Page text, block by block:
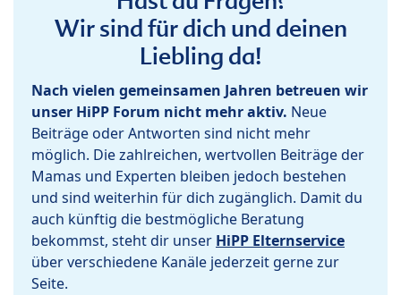
Wir sind für dich und deinen
Liebling da!
Nach vielen gemeinsamen Jahren betreuen wir
unser HiPP Forum nicht mehr aktiv. Neue
Beiträge oder Antworten sind nicht mehr
möglich. Die zahlreichen, wertvollen Beiträge der
Mamas und Experten bleiben jedoch bestehen
und sind weiterhin für dich zugänglich. Damit du
auch künftig die bestmögliche Beratung
bekommst, steht dir unser HiPP Elternservice
über verschiedene Kanäle jederzeit gerne zur
Seite.